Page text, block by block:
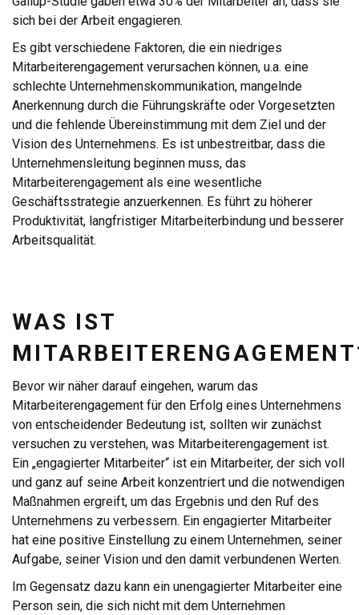
sich bei der Arbeit engagieren.
Es gibt verschiedene Faktoren, die ein niedriges
Mitarbeiterengagement verursachen können, u.a. eine
schlechte Unternehmenskommunikation, mangelnde
Anerkennung durch die Führungskräfte oder Vorgesetzten
und die fehlende Übereinstimmung mit dem Ziel und der
Vision des Unternehmens. Es ist unbestreitbar, dass die
Unternehmensleitung beginnen muss, das
Mitarbeiterengagement als eine wesentliche
Geschäftsstrategie anzuerkennen. Es führt zu höherer
Produktivität, langfristiger Mitarbeiterbindung und besserer
Arbeitsqualität.
WAS IST
Bevor wir näher darauf eingehen, warum das
Mitarbeiterengagement für den Erfolg eines Unternehmens
von entscheidender Bedeutung ist, sollten wir zunächst
versuchen zu verstehen, was Mitarbeiterengagement ist.
Ein „engagierter Mitarbeiter“ ist ein Mitarbeiter, der sich voll
und ganz auf seine Arbeit konzentriert und die notwendigen
Maßnahmen ergreift, um das Ergebnis und den Ruf des
Unternehmens zu verbessern. Ein engagierter Mitarbeiter
hat eine positive Einstellung zu einem Unternehmen, seiner
Aufgabe, seiner Vision und den damit verbundenen Werten.
Im Gegensatz dazu kann ein unengagierter Mitarbeiter eine
Person sein, die sich nicht mit dem Unternehmen